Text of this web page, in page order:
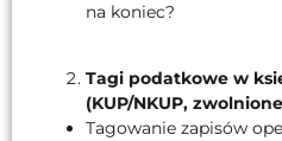
na koniec?
Tagi podatkowe w
(KUP/NKUP,
Tagowanie zapisów